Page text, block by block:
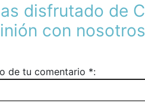
disfrutado de
con
de tu comentario *: